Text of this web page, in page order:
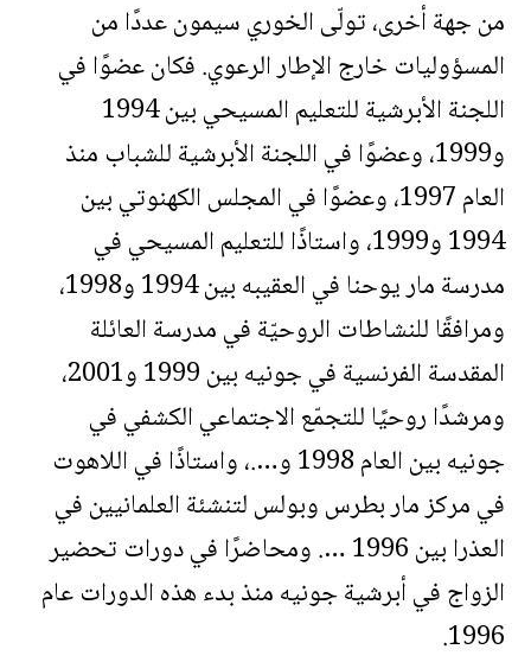
من جهة أخرى، تولّى الخوري سيمون عددًا من
المسؤوليات خارج الإطار الرعوي. فكان عضوًا في
اللجنة الأبرشية للتعليم المسيحي بين 1994
و1999، وعضوًا في اللجنة الأبرشية للشباب منذ
العام 1997، وعضوًا في المجلس الكهنوتي بين
1994 و1999، واستاذًا للتعليم المسيحي في
مدرسة مار يوحنا في العقيبه بين 1994 و1998،
ومرافقًا للنشاطات الروحيّة في مدرسة العائلة
المقدسة الفرنسية في جونيه بين 1999 و2001،
ومرشدًا روحيًا للتجمّع الاجتماعي الكشفي في
جونيه بين العام 1998 و….، واستاذًا في اللاهوت
في مركز مار بطرس وبولس لتنشئة العلمانيين في
العذرا بين 1996 …. ومحاضرًا في دورات تحضير
الزواج في أبرشية جونيه منذ بدء هذه الدورات عام
1996.